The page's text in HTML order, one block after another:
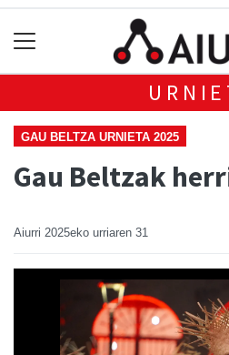
GAU BELTZA URNIETA 2025
Gau Beltzak
Aiurri 2025eko urriaren 31